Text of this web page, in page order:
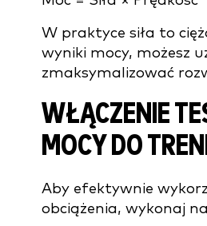
W praktyce siła to
wyniki mocy, możesz
zmaksymalizować
WŁĄCZENIE
MOCY DO
Aby efektywnie
obciążenia, wykonaj